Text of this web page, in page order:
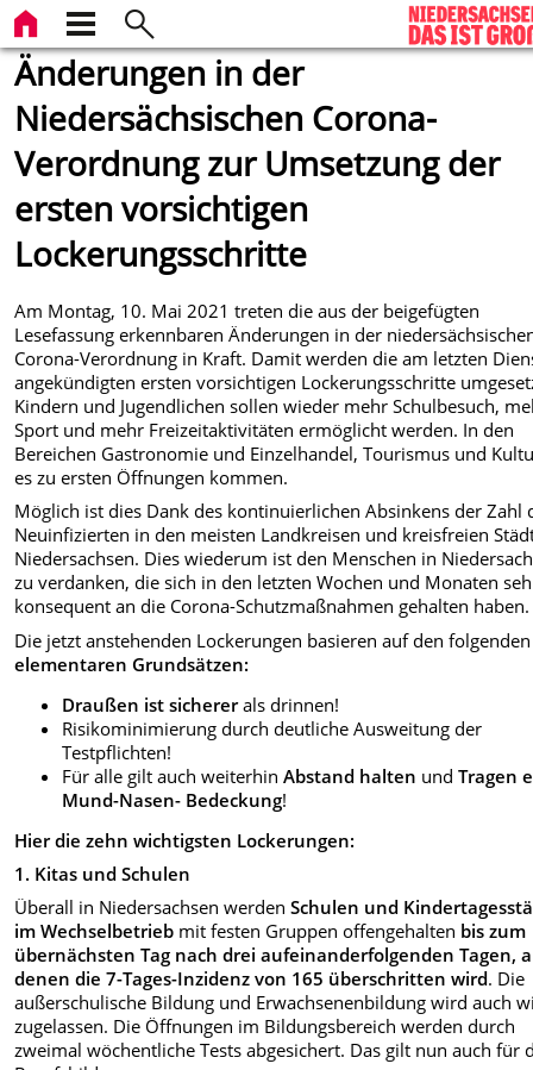
Änderungen in der
Niedersächsischen Corona-
Verordnung zur Umsetzung der
ersten vorsichtigen
Lockerungsschritte
Am Montag, 10. Mai 2021 treten die aus der beigefügten
Lesefassung erkennbaren Änderungen in der
Corona-Verordnung in Kraft. Damit werden die am letzten
angekündigten ersten vorsichtigen Lockerungsschritte
Kindern und Jugendlichen sollen wieder mehr Schulbesuch,
Sport und mehr Freizeitaktivitäten ermöglicht werden. In den
Bereichen Gastronomie und Einzelhandel, Tourismus und
es zu ersten Öffnungen kommen.
Möglich ist dies Dank des kontinuierlichen Absinkens der Zahl
Neuinfizierten in den meisten Landkreisen und kreisfreien
Niedersachsen. Dies wiederum ist den Menschen in
zu verdanken, die sich in den letzten Wochen und Monaten
konsequent an die Corona-Schutzmaßnahmen gehalten haben.
Die jetzt anstehenden Lockerungen basieren auf den
elementaren Grundsätzen:
Draußen ist sichererals drinnen!
Risikominimierung durch deutliche Ausweitung der
Testpflichten!
Für alle gilt auch weiterhinAbstand halten undTragen
Mund-Nasen- Bedeckung!
Hier die zehn wichtigsten Lockerungen:
1. Kitas und Schulen
Überall in Niedersachsen werdenSchulen und
im Wechselbetrieb mit festen Gruppen offengehalten bis zum
übernächsten Tag nach drei aufeinanderfolgenden Tagen,
denen die 7-Tages-Inzidenz von 165 überschritten wird. Die
außerschulische Bildung und Erwachsenenbildung wird auch
zugelassen. Die Öffnungen im Bildungsbereich werden durch
zweimal wöchentliche Tests abgesichert. Das gilt nun auch für